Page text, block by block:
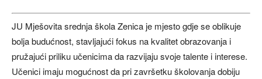
JU Mješovita srednja škola Zenica je mjesto gdje se oblikuje
bolja budućnost, stavljajući fokus na kvalitet obrazovanja i
pružajući priliku učenicima da razvijaju svoje talente i interese.
Učenici imaju mogućnost da pri završetku školovanja dobiju